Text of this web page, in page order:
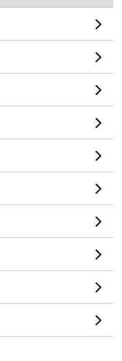
グー
ネット
カー
センサー